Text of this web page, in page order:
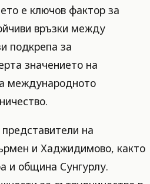
е ключов фактор за
връзки между
подкрепа за
значението на
международното
на
и Хаджидимово, както
и община Сунгурлу.